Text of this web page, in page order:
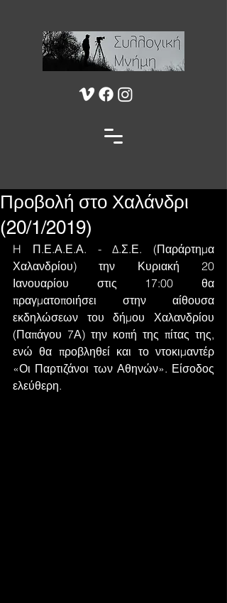
Προβολή στο Χαλάνδρι
(20/1/2019)
H Π.Ε.Α.Ε.Α. - Δ.Σ.Ε. (Παράρτημα
Χαλανδρίου) την Κυριακή 20
Ιανουαρίου στις 17:00 θα
πραγματοποιήσει στην αίθουσα
εκδηλώσεων του δήμου Χαλανδρίου
(Παπάγου 7Α) την κοπή της πίτας της,
ενώ θα προβληθεί και το ντοκιμαντέρ
«Οι Παρτιζάνοι των Αθηνών». Είσοδος
ελεύθερη.